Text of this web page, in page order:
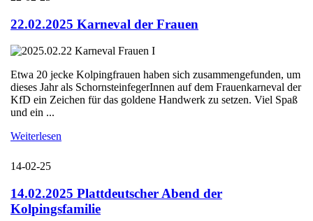
22.02.2025 Karneval der Frauen
Etwa 20 jecke Kolpingfrauen haben sich zusammengefunden, um
dieses Jahr als SchornsteinfegerInnen auf dem Frauenkarneval der
KfD ein Zeichen für das goldene Handwerk zu setzen. Viel Spaß
und ein ...
Weiterlesen
14-02-25
14.02.2025 Plattdeutscher Abend der
Kolpingsfamilie